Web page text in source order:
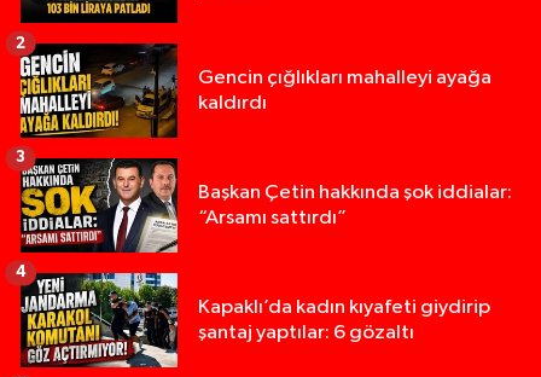
Gencin çığlıkları mahalleyi ayağa
kaldırdı
2
Başkan Çetin hakkında şok iddialar:
“Arsamı sattırdı”
3
Kapaklı’da kadın kıyafeti giydirip
şantaj yaptılar: 6 gözaltı
4